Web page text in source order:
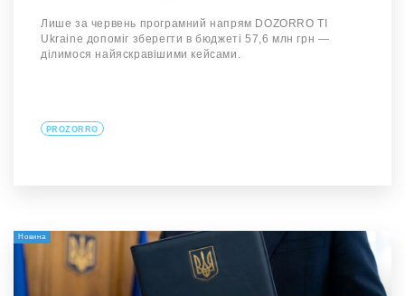
Лише за червень програмний напрям DOZORRO TI
Ukraine допоміг зберегти в бюджеті 57,6 млн грн —
ділимося найяскравішими кейсами.
PROZORRO
Новина